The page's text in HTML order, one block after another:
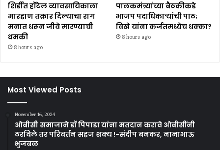
शिर्डीत हॉटेल व्यावसायिकाला
मारहाण तक्रार दिल्याचा राग
मनात धरून जीवे मारण्याची
धमकी
8 hours ago
पालकमंत्र्यांच्या बैठकीकडे
भाजप पदाधिकाऱ्यांची पाठ;
विखे यांना कर्जतमध्येच धक्का?
8 hours ago
Most Viewed Posts
November 16, 2024
ओबीसी समाजाने डॉ पिपाडा यांना मतदान करावे ओबीसींनी
ठरविले तर परिवर्तन सहज शक्य !-संदीप बनकर, नानाभाऊ
भुजबळ